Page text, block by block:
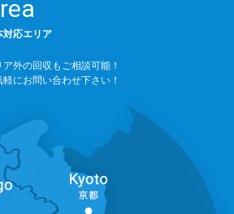
対応エリア
ア外の回収もご相談可能！
軽にお問い合わせ下さい！